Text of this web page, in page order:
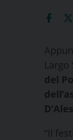
del
“Il